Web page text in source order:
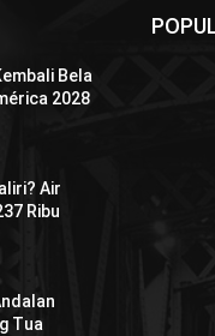
Bela
2028
Air
Ribu
Tua